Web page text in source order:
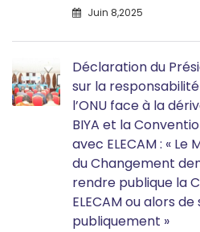
Juin 8,2025
Déclaration du
sur la
l’ONU face à la
BIYA et la
avec ELECAM : « Le
du Changement
rendre publique la
ELECAM ou alors
publiquement »